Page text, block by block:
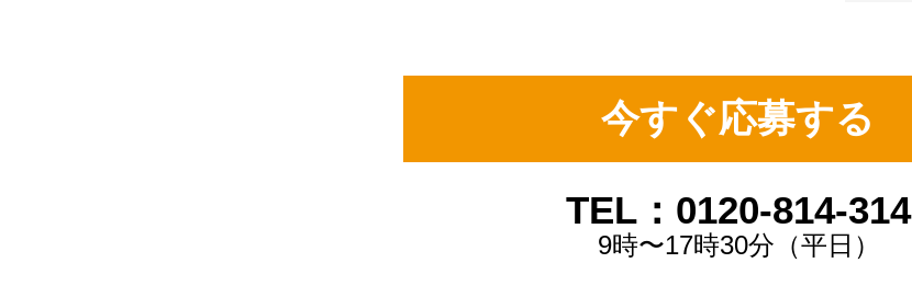
今すぐ応募する
TEL：0120-814-314
9時〜17時30分（平日）